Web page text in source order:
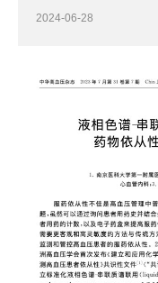
2024-06-28